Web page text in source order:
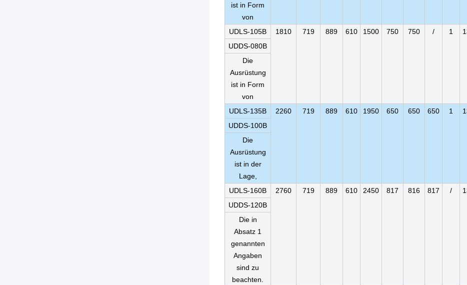
ist in Form
von
UDLS-105B 1810 719 889 610 1500 750 750 / 1
UDDS-080B
Die
Ausrüstung
ist in Form
von
UDLS-135B 2260 719 889 610 1950 650 650 650 1
UDDS-100B
Die
Ausrüstung
ist in der
Lage,
UDLS-160B 2760 719 889 610 2450 817 816 817 /
UDDS-120B
Die in
Absatz 1
genannten
Angaben
sind zu
beachten.